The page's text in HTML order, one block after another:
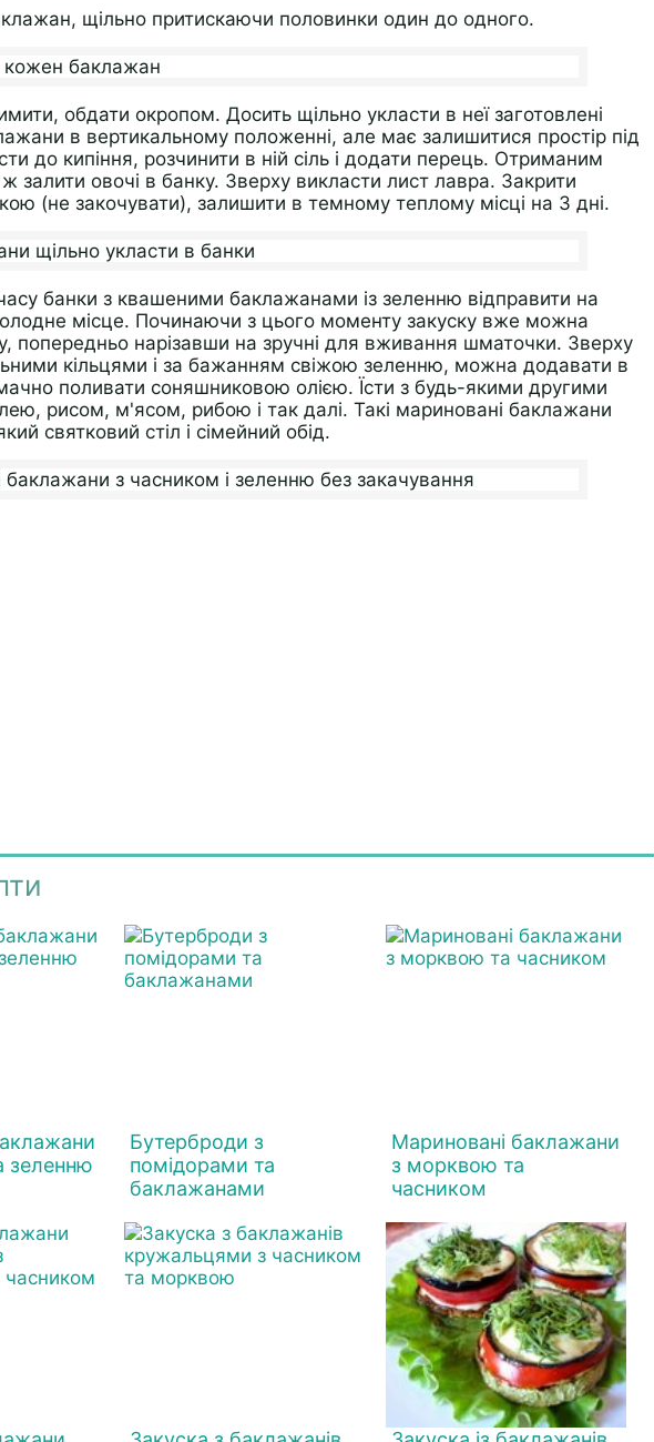
щільно притискаючи половинки один до одного.
обдати окропом. Досить щільно укласти в неї заготовлені
в вертикальному положенні, але має залишитися простір під
до кипіння, розчинити в ній сіль і додати перець. Отриманим
залити овочі в банку. Зверху викласти лист лавра. Закрити
(не закочувати), залишити в темному теплому місці на 3 дні.
банки з квашеними баклажанами із зеленню відправити на
місце. Починаючи з цього моменту закуску вже можна
попередньо нарізавши на зручні для вживання шматочки. Зверху
кільцями і за бажанням свіжою зеленню, можна додавати в
поливати соняшниковою олією. Їсти з будь-якими другими
рисом, м'ясом, рибою і так далі. Такі мариновані баклажани
святковий стіл і сімейний обід.
зеленню
Бутерброди з
помідорами та
баклажанами
Мариновані баклажани
з морквою та
часником